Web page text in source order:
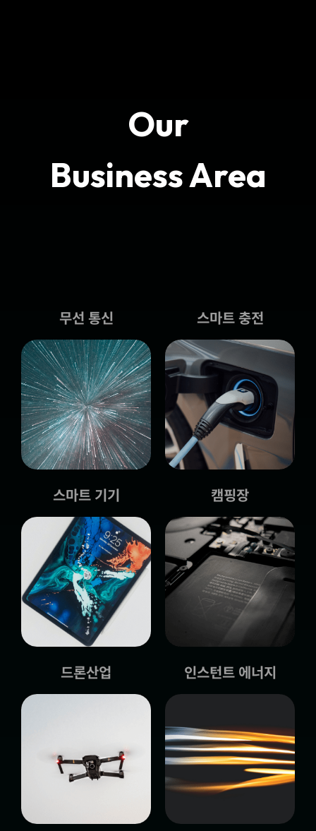
Our
Business Area
무선 통신 스마트 충전
스마트 기기 캠핑장
드론산업 인스턴트 에너지